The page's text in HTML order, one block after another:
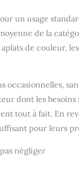
un usage
de la
de couleur,
occasionnelles,
dont les
tout à fait. En
pour leurs
négliger